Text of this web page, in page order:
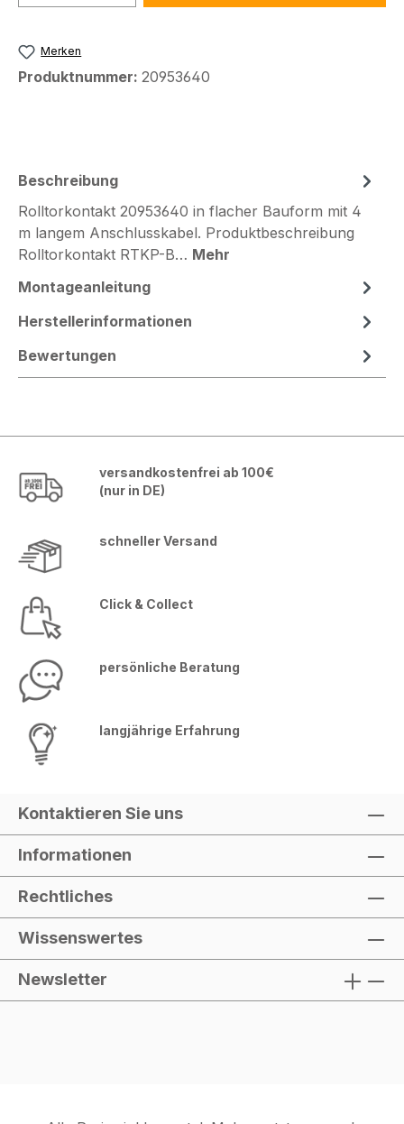
Merken
Produktnummer: 20953640
Beschreibung
Rolltorkontakt 20953640 in flacher Bauform mit 4
m langem Anschlusskabel. Produktbeschreibung
Rolltorkontakt RTKP-B… Mehr
Montageanleitung
Herstellerinformationen
Bewertungen
versandkostenfrei ab 100€
(nur in DE)
schneller Versand
Click & Collect
persönliche Beratung
langjährige Erfahrung
Kontaktieren Sie uns
Informationen
Rechtliches
Wissenswertes
Newsletter